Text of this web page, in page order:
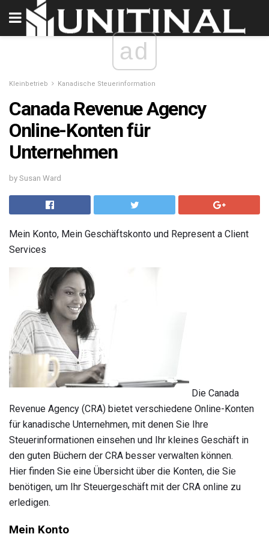
ad
Kleinbetrieb Kanadische Steuerinformation
Canada Revenue Agency
Online-Konten für
Unternehmen
by Susan Ward
Mein Konto, Mein Geschäftskonto und Represent a Client
Services
Die Canada
Revenue Agency (CRA) bietet verschiedene Online-Konten
für kanadische Unternehmen, mit denen Sie Ihre
Steuerinformationen einsehen und Ihr kleines Geschäft in
den guten Büchern der CRA besser verwalten können.
Hier finden Sie eine Übersicht über die Konten, die Sie
benötigen, um Ihr Steuergeschäft mit der CRA online zu
erledigen.
Mein Konto